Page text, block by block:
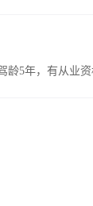
龄5年，有从业